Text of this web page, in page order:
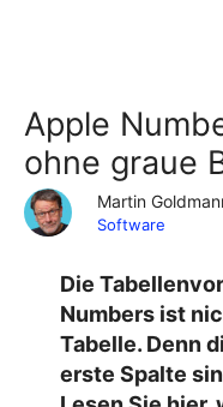
Apple
ohne graue
Martin
Software
Die
Numbers ist
Tabelle. Denn
erste Spalte